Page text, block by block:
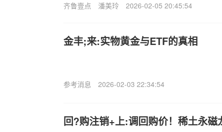
齐鲁壹点 潘美玲 2026-02-05 20:45:54
金丰;来:实物黄金与ETF的真相
参考消息 2026-02-03 22:34:54
回?购注销+上:调回购价！稀土永磁